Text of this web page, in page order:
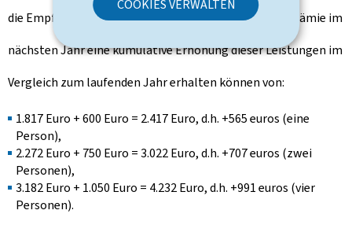
COOKIES VERWALTEN
die Empfänger der Teuerungszulage und der Energieprämie im
nächsten Jahr eine kumulative Erhöhung dieser Leistungen im
Vergleich zum laufenden Jahr erhalten können von:
1.817 Euro + 600 Euro = 2.417 Euro, d.h. +565 euros (eine
Person),
2.272 Euro + 750 Euro = 3.022 Euro, d.h. +707 euros (zwei
Personen),
3.182 Euro + 1.050 Euro = 4.232 Euro, d.h. +991 euros (vier
Personen).